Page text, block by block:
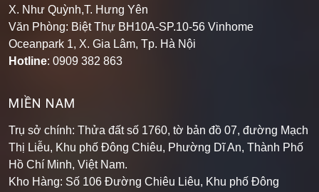
X. Như Quỳnh,T. Hưng Yên
Văn Phòng: Biệt Thự BH10A-SP.10-56 Vinhome
Oceanpark 1, X. Gia Lâm, Tp. Hà Nội
Hotline: 0909 382 863
MIỀN NAM
Trụ sở chính: Thửa đất số 1760, tờ bản đồ 07, đường Mạch
Thị Liễu, Khu phố Đông Chiêu, Phường Dĩ An, Thành Phố
Hồ Chí Minh, Việt Nam.
Kho Hàng: Số 106 Đường Chiêu Liêu, Khu phố Đông